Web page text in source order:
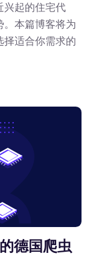
兴起的住宅代
。本篇博客将为
择适合你需求的
德国爬虫